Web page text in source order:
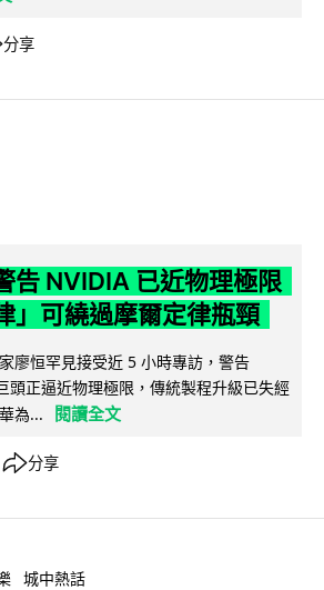
分享
告 NVIDIA 已近物理極限
」可繞過摩爾定律瓶頸
廖恒罕見接受近 5 小時專訪，警告
頭正逼近物理極限，傳統製程升級已失經
為...
閱讀全文
分享
城中熱話